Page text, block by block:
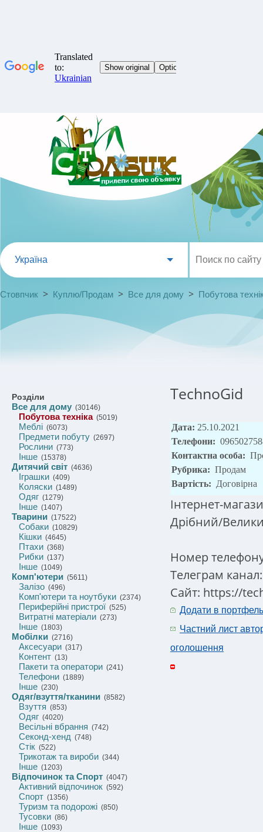
Україна
Стовпчик > Куплю/Продам > Все для дому > Побутова
Розділи
Все для дому (30146)
Побутова техніка(5019)
Меблі (6073)
Предмети побуту (2697)
Рослини (773)
Інше (15378)
Дитячий світ (4636)
Іграшки (409)
Коляски (1489)
Одяг (1279)
Інше (1407)
Тварини (17522)
Собаки (10829)
Кішки (4645)
Птахи (368)
Рибки (137)
Інше (1049)
Комп'ютери (5611)
Залізо (496)
Комп'ютери та ноутбуки (2374)
Периферійні пристрої (525)
Витратні матеріали (273)
Інше (1803)
Мобілки (2716)
Аксесуари (317)
Контент (13)
Пакети та оператори (241)
Телефони (1889)
Інше (230)
Одяг/взуття/тканини (8582)
Взуття (853)
Одяг (4020)
Весільні вбрання (742)
Секонд-хенд (748)
Стік (522)
Трикотаж та вироби (344)
Інше (1203)
Відпочинок та Спорт (4047)
Активний відпочинок (592)
Спорт (1356)
Туризм та подорожі (850)
Тусовки (86)
Інше (1093)
TechnoGid
Дата: 25.10.2021
Телефони:
Контактна особа:
Рубрика: Продам
Вартість: Договірна
Інтернет-
Дрібний/
Номер
Телеграм
Сайт: https://
Додати в портфель
Частний лист
оголошення